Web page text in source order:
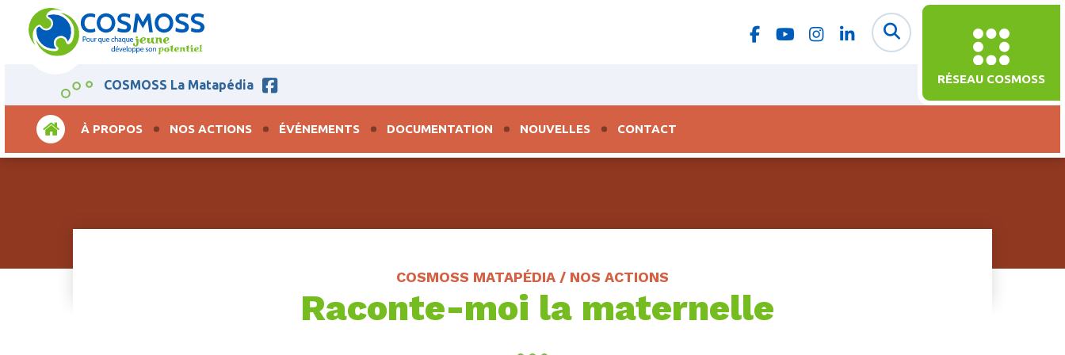
RÉSEAU COSMOSS
COSMOSS La Matapédia
ACCUEILÀ PROPOS NOS ACTIONS ÉVÉNEMENTS DOCUMENTATION NOUVELLES CONTACT
COSMOSS MATAPÉDIA / NOS ACTIONS
Raconte-moi la maternelle